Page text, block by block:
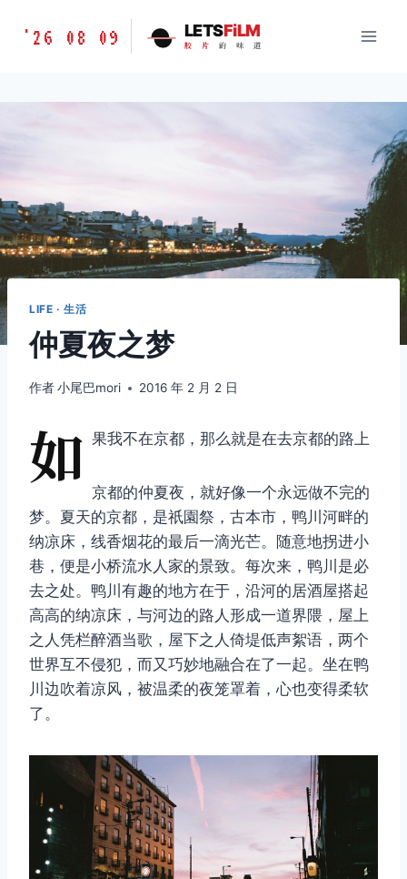
胶
味
'26 08 09 LETSFiLM
胶 片 的 味 道
LIFE · 生活
仲夏夜之梦
作者小尾巴mori 2016 年 2 月 2 日
如 果我不在京都，那么就是在去京都的路上
京都的仲夏夜，就好像一个永远做不完的
梦。夏天的京都，是祇園祭，古本市，鸭川河畔的
纳凉床，线香烟花的最后一滴光芒。随意地拐进小
巷，便是小桥流水人家的景致。每次来，鸭川是必
去之处。鸭川有趣的地方在于，沿河的居酒屋搭起
高高的纳凉床，与河边的路人形成一道界隈，屋上
之人凭栏醉酒当歌，屋下之人倚堤低声絮语，两个
世界互不侵犯，而又巧妙地融合在了一起。坐在鸭
川边吹着凉风，被温柔的夜笼罩着，心也变得柔软
了。